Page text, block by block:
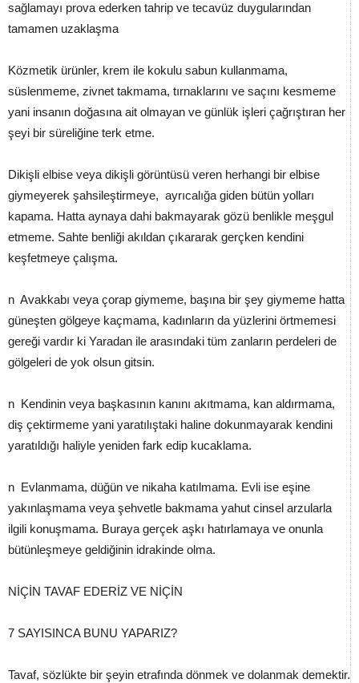
sağlamayı prova ederken tahrip ve tecavüz duygularından
tamamen uzaklaşma
Közmetik ürünler, krem ile kokulu sabun kullanmama,
süslenmeme, zivnet takmama, tırnaklarını ve saçını kesmeme
yani insanın doğasına ait olmayan ve günlük işleri çağrıştıran her
şeyi bir süreliğine terk etme.
Dikişli elbise veya dikişli görüntüsü veren herhangi bir elbise
giymeyerek şahsileştirmeye, ayrıcalığa giden bütün yolları
kapama. Hatta aynaya dahi bakmayarak gözü benlikle meşgul
etmeme. Sahte benliği akıldan çıkararak gerçken kendini
keşfetmeye çalışma.
n Avakkabı veya çorap giymeme, başına bir şey giymeme hatta
güneşten gölgeye kaçmama, kadınların da yüzlerini örtmemesi
gereği vardır ki Yaradan ile arasındaki tüm zanların perdeleri de
gölgeleri de yok olsun gitsin.
n Kendinin veya başkasının kanını akıtmama, kan aldırmama,
diş çektirmeme yani yaratılıştaki haline dokunmayarak kendini
yaratıldığı haliyle yeniden fark edip kucaklama.
n Evlanmama, düğün ve nikaha katılmama. Evli ise eşine
yakınlaşmama veya şehvetle bakmama yahut cinsel arzularla
ilgili konuşmama. Buraya gerçek aşkı hatırlamaya ve onunla
bütünleşmeye geldiğinin idrakinde olma.
NİÇİN TAVAF EDERİZ VE NİÇİN
7 SAYISINCA BUNU YAPARIZ?
Tavaf, sözlükte bir şeyin etrafında dönmek ve dolanmak demektir.